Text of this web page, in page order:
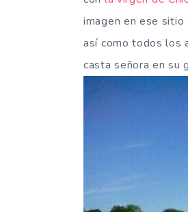
imagen en ese
así como todos los
casta señora en su